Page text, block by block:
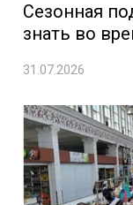
Сезонная
знать во
31.07.2026